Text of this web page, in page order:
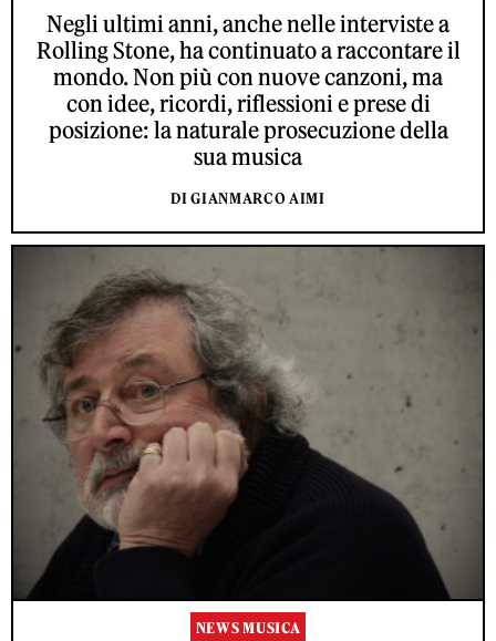
Negli ultimi anni, anche nelle interviste a
Rolling Stone, ha continuato a raccontare il
mondo. Non più con nuove canzoni, ma
con idee, ricordi, riflessioni e prese di
posizione: la naturale prosecuzione della
sua musica
DI GIANMARCO AIMI
NEWS MUSICA